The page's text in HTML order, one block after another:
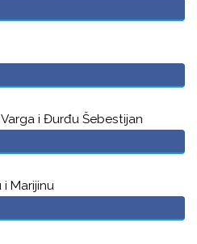
i Đurđu Šebestijan
i Marijinu